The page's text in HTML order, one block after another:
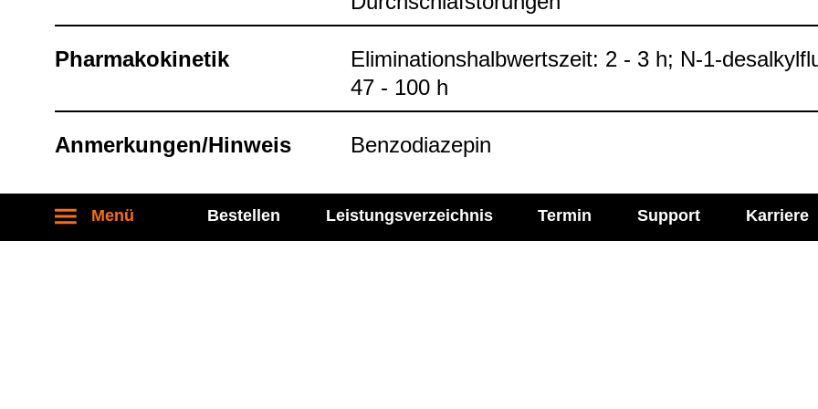
Menü Bestellen Leistungsverzeichnis Termin Support Karriere
Phar­ma­ko­ki­ne­tik
Eli­mi­na­ti­ons­halb­werts­zeit: 2 - 3 h; N-1-​
47 - 100 h
Anmer­kun­gen/Hin­weis Ben­zo­dia­ze­pin
Stand: 27.04.2026